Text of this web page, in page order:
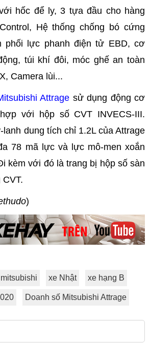
hốc để ly, 3 tựa đầu cho hàng
Hệ thống chống bó cứng
phối lực phanh điện tử EBD, cơ
túi khí đôi, móc ghế an toàn
Camera lùi...
Attrage sử dụng động cơ
với hộp số CVT INVECS-III.
dung tích chỉ 1.2L của Attrage
78 mã lực và lực mô-men xoắn
kèm với đó là trang bị hộp số sàn
)
mitsubishi xe Nhật xe hạng B
Doanh số Mitsubishi Attrage